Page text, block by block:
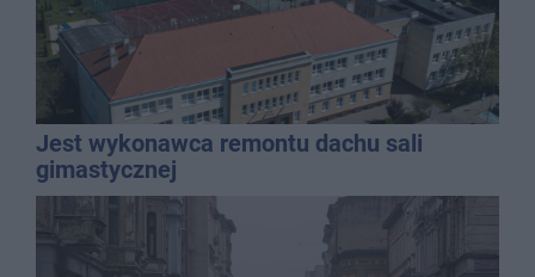
Jest wykonawca remontu dachu sali
gimastycznej